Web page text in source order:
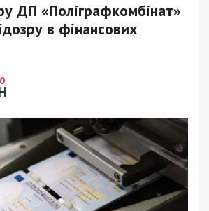
ДП «Поліграфкомбінат»
в фінансових